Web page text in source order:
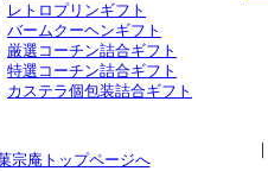
レトロプリンギフト
バームクーヘンギフト
厳選コーチン詰合ギフト
特選コーチン詰合ギフト
カステラ個包装詰合ギフト